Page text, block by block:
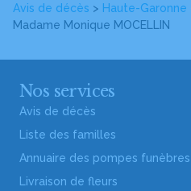
Avis de décès > Haute-Garonne
Madame Monique MOCELLIN
Nos services
Avis de décès
Liste des familles
Annuaire des pompes funèbres
Livraison de fleurs